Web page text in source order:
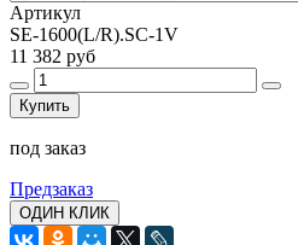
Артикул
SE-1600(L/R).SC-1V
11 382 руб
Купить
под заказ
Предзаказ
ОДИН КЛИК